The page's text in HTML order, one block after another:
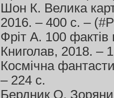
Шон К. Велика
2016. – 400 с. –
Фріт А. 100
Книголав, 2018. –
Космічна
– 224 с.
Бердник О.